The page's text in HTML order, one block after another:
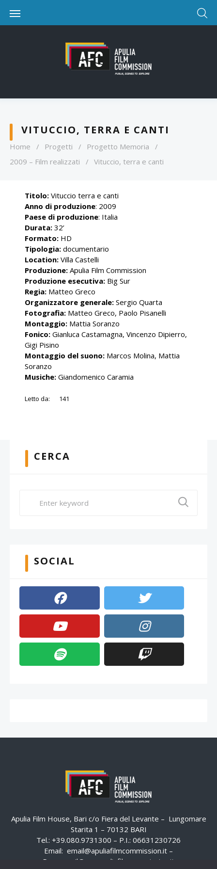
VITUCCIO, TERRA E CANTI
Home / Progetti / Progetto Memoria
/
2009 – Film realizzati
/ Vituccio, terra e canti
Titolo: Vituccio terra e canti
Anno di produzione: 2009
Paese di produzione: Italia
Durata: 32’
Formato: HD
Tipologia: documentario
Location: Villa Castelli
Produzione: Apulia Film Commission
Produzione esecutiva: Big Sur
Regia: Matteo Greco
Organizzatore generale: Sergio Quarta
Fotografia: Matteo Greco, Paolo Pisanelli
Montaggio: Mattia Soranzo
Fonico: Gianluca Castamagna, Vincenzo Dipierro,
Gigi Pisino
Montaggio del suono: Marcos Molina, Mattia
Soranzo
Musiche: Giandomenico Caramia
Letto da: 141
CERCA
SOCIAL
Apulia Film House, Bari c/o Fiera del Levante – Lungomare
Starita 1 – 70132 BARI
Tel.: +39.080.9731300 – P.I.: 06631230726
Email: email@apuliafilmcommission.it –
Pec:
email@pec.apuliafilmcommission.it